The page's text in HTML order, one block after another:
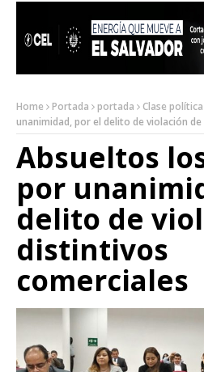
Home Portada portada Clase política
unanimidad, por el delito de violación
Absueltos
por
delito de
distintivos
comerciales